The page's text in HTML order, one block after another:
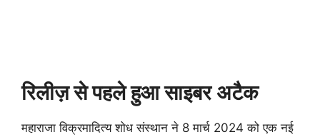
रिलीज़ से पहले हुआ साइबर अटैक
महाराजा विक्रमादित्य शोध संस्थान ने 8 मार्च 2024 को एक नई